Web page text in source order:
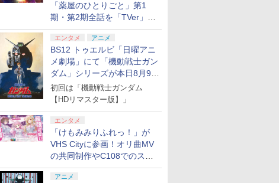
「薬屋のひとりごと」第1
期・第2期全話を「TVer」に
て期間限定で順次無料配信開
始エンタメ アニメ
BS12 トゥエルビ「日曜アニ
メ劇場」にて「機動戦士ガン
ダム」シリーズが本日8月9日
から8週連続で放送
初回は「機動戦士ガンダム
【HDリマスター版】」
エンタメ
「けもみみりふれっ！」が
VHS Cityに参画！オリ曲MV
の共同制作やC108でのスペ
シャルコラボ広告を掲出
アニメ